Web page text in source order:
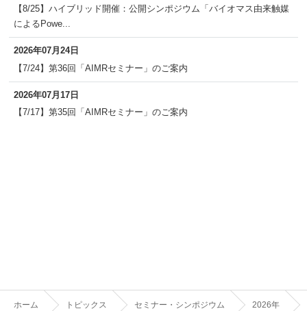
【8/25】ハイブリッド開催：公開シンポジウム「バイオマス由来触媒
によるPowe...
2026年07月24日
【7/24】第36回「AIMRセミナー」のご案内
2026年07月17日
【7/17】第35回「AIMRセミナー」のご案内
ホーム トピックス セミナー・シンポジウム 2026年